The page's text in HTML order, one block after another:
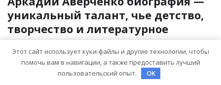
уникальный талант, чье детство,
творчество и литературное
наследие продолжают восхищать
миллионы
mining_broth Фев 17, 2023
Этот сайт использует куки-файлы и другие технологии, чтобы
помочь вам в навигации, а также предоставить лучший
пользовательский опыт.
OK